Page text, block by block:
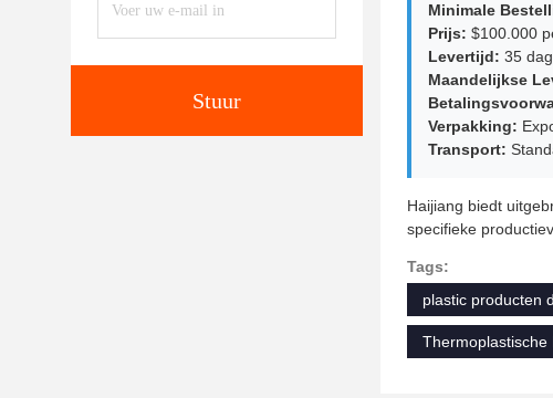
Stuur
Minimale
Prijs: $100.000
Levertijd: 35
Maandelijkse
Verpakking:
Transport:
Haijiang biedt
specifieke
Tags:
plastic producten
Thermoplastische